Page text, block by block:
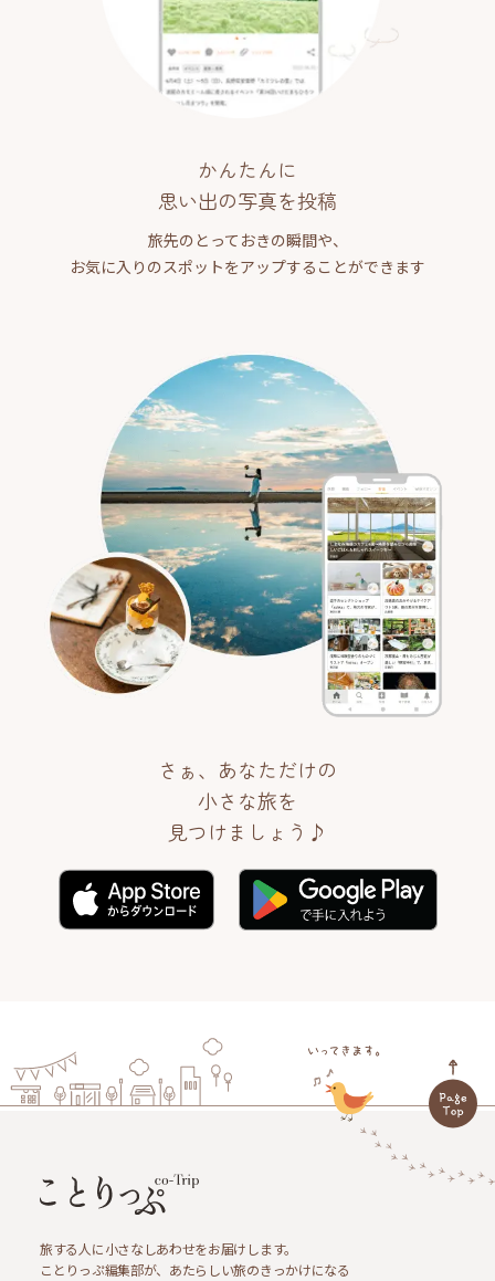
かんたんに
思い出の写真を投稿
旅先のとっておきの瞬間や、
お気に入りのスポットをアップすることができます
さぁ、あなただけの
小さな旅を
見つけましょう♪
旅する人に小さなしあわせをお届けします。
ことりっぷ編集部が、あたらしい旅のきっかけになる